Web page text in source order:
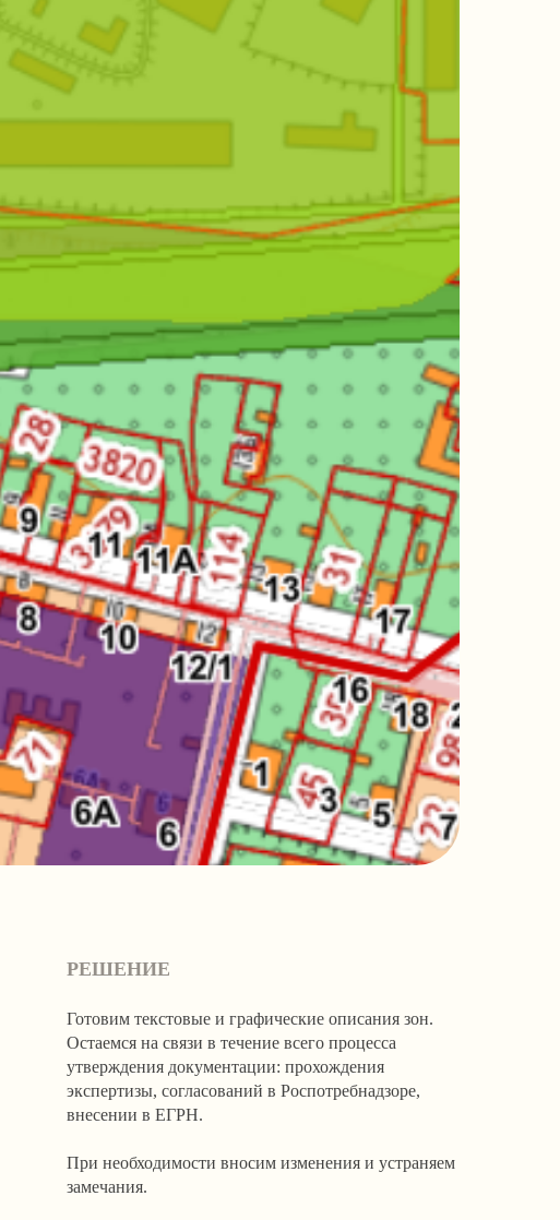
РЕШЕНИЕ
Готовим текстовые и графические описания зон.
Остаемся на связи в течение всего процесса
утверждения документации: прохождения
экспертизы, согласований в Роспотребнадзоре,
внесении в ЕГРН.
При необходимости вносим изменения и устраняем
замечания.